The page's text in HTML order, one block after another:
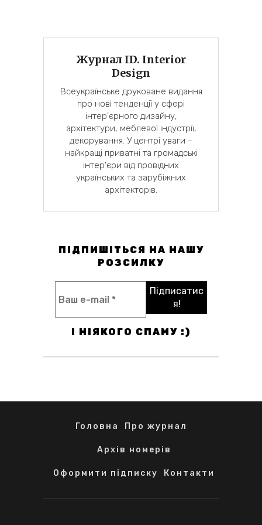
Журнал ID. Interior
Design
Всеукраїнське друковане видання
про нові тенденції у сфері
інтер'єрного дизайну,
архітектури, меблевої індустрії,
декорування. У центрі уваги –
найкращі приватні та громадські
інтер'єри від провідних
українських та зарубіжних
архітекторів.
ПІДПИШІТЬСЯ НА НАШУ
РОЗСИЛКУ
І НІЯКОГО СПАМУ :)
Головна Про журнал
Архів номерів
Оформити підписку Контакти